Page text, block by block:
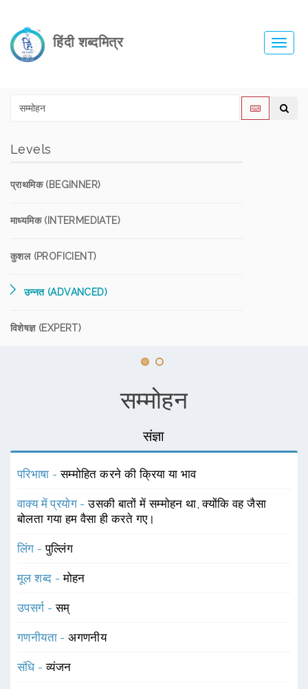
हिंदी शब्दमित्र
Levels
प्राथमिक (BEGINNER)
माध्यमिक (INTERMEDIATE)
कुशल (PROFICIENT)
उन्नत (ADVANCED)
विशेषज्ञ (EXPERT)
सम्मोहन
संज्ञा
परिभाषा -सम्मोहित करने की क्रिया या भाव
वाक्य में प्रयोग -उसकी बातों में सम्मोहन था, क्योंकि वह जैसा
बोलता गया हम वैसा ही करते गए।
लिंग -पुल्लिंग
मूल शब्द -मोहन
उपसर्ग -सम्
गणनीयता -अगणनीय
संधि -व्यंजन